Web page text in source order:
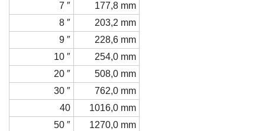
7 ″
177,8 mm
8 ″
203,2 mm
9 ″
228,6 mm
10 ″
254,0 mm
20 ″
508,0 mm
30 ″
762,0 mm
40
1016,0 mm
50 ″
1270,0 mm